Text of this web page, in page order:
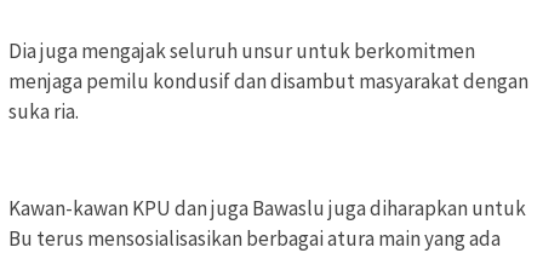
Dia juga mengajak seluruh unsur untuk berkomitmen
menjaga pemilu kondusif dan disambut masyarakat dengan
suka ria.
Kawan-kawan KPU dan juga Bawaslu juga diharapkan untuk
Bu terus mensosialisasikan berbagai atura main yang ada